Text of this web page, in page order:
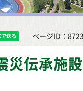
ページID：
災伝承施